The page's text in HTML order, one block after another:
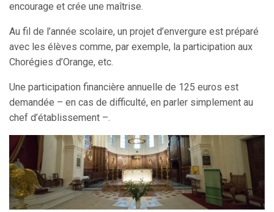
encourage et crée une maîtrise.
Au fil de l’année scolaire, un projet d’envergure est préparé
avec les élèves comme, par exemple, la participation aux
Chorégies d’Orange, etc.
Une participation financière annuelle de 125 euros est
demandée – en cas de difficulté, en parler simplement au
chef d’établissement –.